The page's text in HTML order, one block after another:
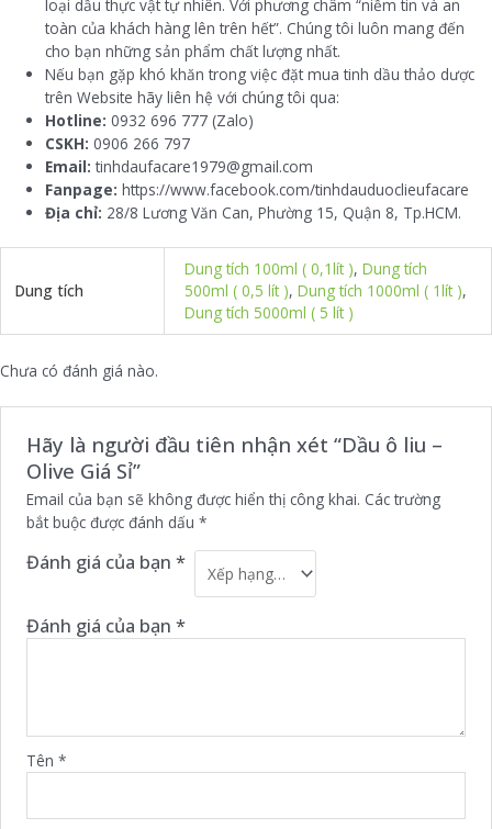
loại dầu thực vật tự nhiên. Với phương châm “niềm tin và an
toàn của khách hàng lên trên hết”. Chúng tôi luôn mang đến
cho bạn những sản phẩm chất lượng nhất.
Nếu bạn gặp khó khăn trong việc đặt mua tinh dầu thảo dược
trên Website hãy liên hệ với chúng tôi qua:
Hotline: 0932 696 777 (Zalo)
CSKH: 0906 266 797
Email: tinhdaufacare1979@gmail.com
Fanpage:https://www.facebook.com/tinhdauduoclieufacare
Địa chỉ: 28/8 Lương Văn Can, Phường 15, Quận 8, Tp.HCM.
Dung tích
Dung tích 100ml ( 0,1lít ),Dung tích
500ml ( 0,5 lít ),Dung tích 1000ml ( 1lít ),
Dung tích 5000ml ( 5 lít )
Chưa có đánh giá nào.
Hãy là người đầu tiên nhận xét “Dầu ô liu –
Olive Giá Sỉ”
Email của bạn sẽ không được hiển thị công khai. Các trường
bắt buộc được đánh dấu *
Đánh giá của bạn *
Đánh giá của bạn *
Tên *